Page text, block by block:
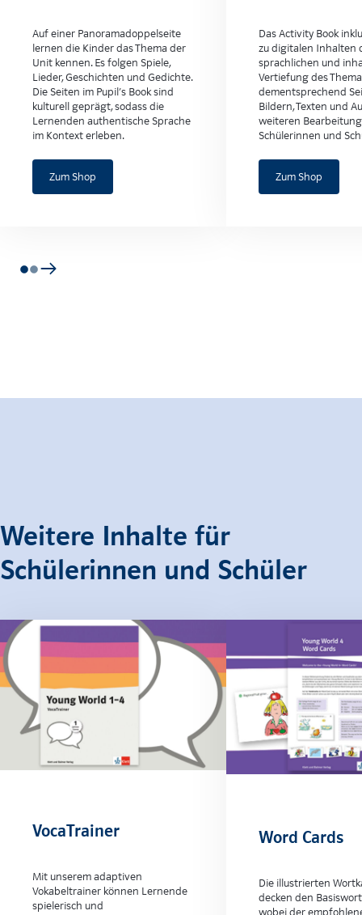
Auf einer Panoramadoppelseite
lernen die Kinder das Thema der
Unit kennen. Es folgen Spiele,
Lieder, Geschichten und Gedichte.
Die Seiten im Pupil’s Book sind
kulturell geprägt, sodass die
Lernenden authentische Sprache
im Kontext erleben.
Zum Shop
Das Activity Book
zu digitalen Inhalten
sprachlichen und
Vertiefung des
dementsprechend
Bildern, Texten und
weiteren
Schülerinnen und
Zum Shop
Weitere Inhalte für
Schülerinnen und Schüler
VocaTrainer
Mit unserem adaptiven
Vokabeltrainer können Lernende
spielerisch und
Word Cards
Die illustrierten
decken den
wobei der